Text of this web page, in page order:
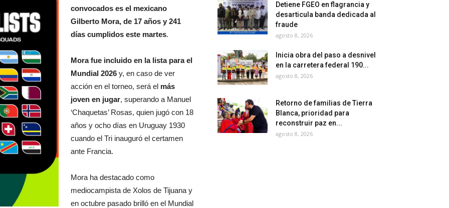
convocados es el mexicano
Gilberto Mora, de 17 años y 241
días cumplidos este martes.
Mora fue incluido en la lista para el
Mundial 2026 y, en caso de ver
acción en el torneo, será el más
joven en jugar, superando a Manuel
‘Chaquetas’ Rosas, quien jugó con 18
años y ocho días en Uruguay 1930
cuando el Tri inauguró el certamen
ante Francia.
Mora ha destacado como
mediocampista de Xolos de Tijuana y
en octubre pasado brilló en el Mundial
Detiene FGEO en flagrancia y
desarticula banda dedicada al
fraude
agosto 8, 2026
Inicia obra del paso a desnivel
en la carretera federal 190...
agosto 8, 2026
Retorno de familias de Tierra
Blanca, prioridad para
reconstruir paz en...
agosto 8, 2026